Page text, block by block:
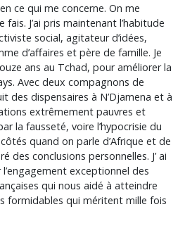
ce qui me concerne. On me
J’ai pris maintenant l’habitude
social, agitateur d’idées,
d’affaires et père de famille. Je
ans au Tchad, pour améliorer la
Avec deux compagnons de
des dispensaires à N’Djamena et à
extrêmement pauvres et
la fausseté, voire l’hypocrisie du
quand on parle d’Afrique et de
des conclusions personnelles. J’ ai
exceptionnel des
qui nous aidé à atteindre
formidables qui méritent mille fois